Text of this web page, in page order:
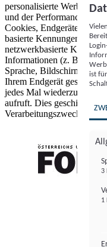
personalisierte Werbung
und der Performance von
Cookies, Endgeräte- oder
basierte Kennungen,
netzwerkbasierte
Informationen (z. B.
Sprache,
Ihrem Endgerät
jedes Mal
aufruft. Dies geschieht für
Verarbeitungszwecke.
ist
3
1
FONDS